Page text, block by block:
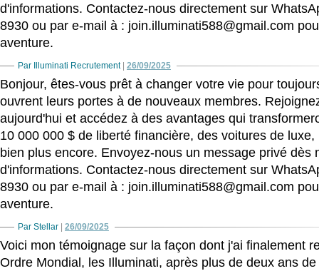
d'informations. Contactez-nous directement sur
8930 ou par e-mail à : join.illuminati588@gmail.com
aventure.
Par Illuminati Recrutement 26/09/2025
Bonjour, êtes-vous prêt à changer votre vie pour
ouvrent leurs portes à de nouveaux membres.
aujourd'hui et accédez à des avantages qui
10 000 000 $ de liberté financière, des voitures de
bien plus encore. Envoyez-nous un message privé dès
d'informations. Contactez-nous directement sur
8930 ou par e-mail à : join.illuminati588@gmail.com
aventure.
Par Stellar 26/09/2025
Voici mon témoignage sur la façon dont j'ai finalement
Ordre Mondial, les Illuminati, après plus de deux ans